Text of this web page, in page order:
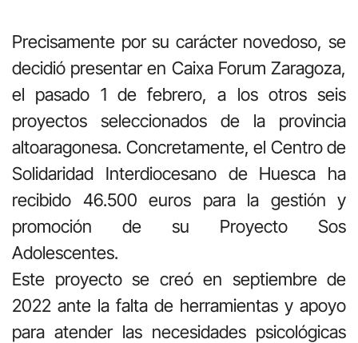
Precisamente por su carácter novedoso, se
decidió presentar en Caixa Forum Zaragoza,
el pasado 1 de febrero, a los otros seis
proyectos seleccionados de la provincia
altoaragonesa. Concretamente, el Centro de
Solidaridad Interdiocesano de Huesca ha
recibido 46.500 euros para la gestión y
promoción de su Proyecto Sos
Adolescentes.
Este proyecto se creó en septiembre de
2022 ante la falta de herramientas y apoyo
para atender las necesidades psicológicas